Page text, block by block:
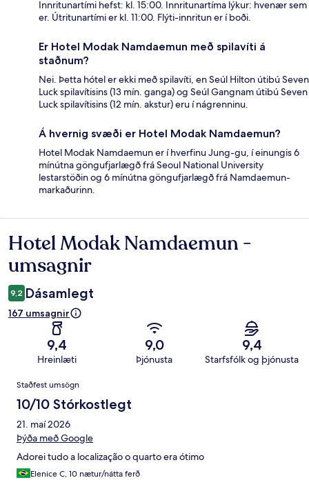
Innritunartími hefst: kl. 15:00. Innritunartíma lýkur: hvenær sem
er. Útritunartími er kl. 11:00. Flýti-innritun er í boði.
Er Hotel Modak Namdaemun með spilavíti á
staðnum?
Nei. Þetta hótel er ekki með spilavíti, en Seúl Hilton útibú Seven
Luck spilavítisins (13 mín. ganga) og Seúl Gangnam útibú Seven
Luck spilavítisins (12 mín. akstur) eru í nágrenninu.
Á hvernig svæði er Hotel Modak Namdaemun?
Hotel Modak Namdaemun er í hverfinu Jung-gu, í einungis 6
mínútna göngufjarlægð frá Seoul National University
lestarstöðin og 6 mínútna göngufjarlægð frá Namdaemun-
markaðurinn.
Umsagnir
Hotel Modak Namdaemun -
umsagnir
9,2 Dásamlegt
167 umsagnir
9,4
Hreinlæti
9,0
Þjónusta
9,4
Starfsfólk og þjónusta
Umsagnir
Staðfest umsögn
10/10 Stórkostlegt
21. maí 2026
Þýða með Google
Adorei tudo a localização o quarto era ótimo
Elenice C, 10 nætur/nátta ferð